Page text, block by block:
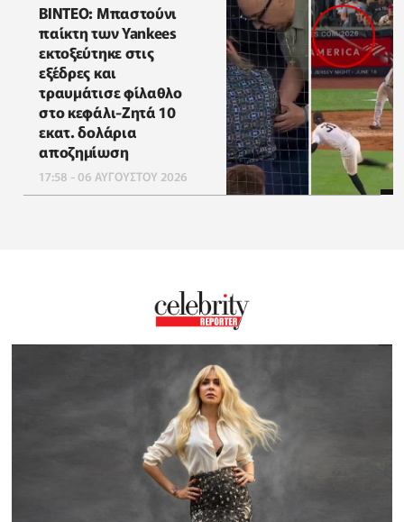
ΒΙΝΤΕΟ: Μπαστούνι
παίκτη των Yankees
εκτοξεύτηκε στις
εξέδρες και
τραυμάτισε φίλαθλο
στο κεφάλι-Ζητά 10
εκατ. δολάρια
αποζημίωση
17:58 - 06 ΑΥΓΟΥΣΤΟΥ 2026